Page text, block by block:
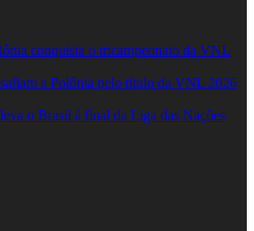
conquista o tricampeonato da VNL
a Polônia pelo título da VNL 2026
o Brasil à final da Liga das Nações